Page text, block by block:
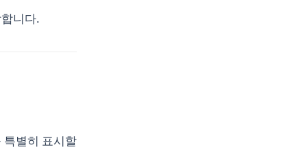
니다.
특별히 표시할